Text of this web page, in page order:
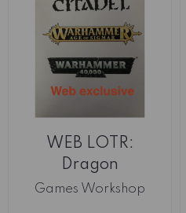
WEB LOTR:
Dragon
Games Workshop